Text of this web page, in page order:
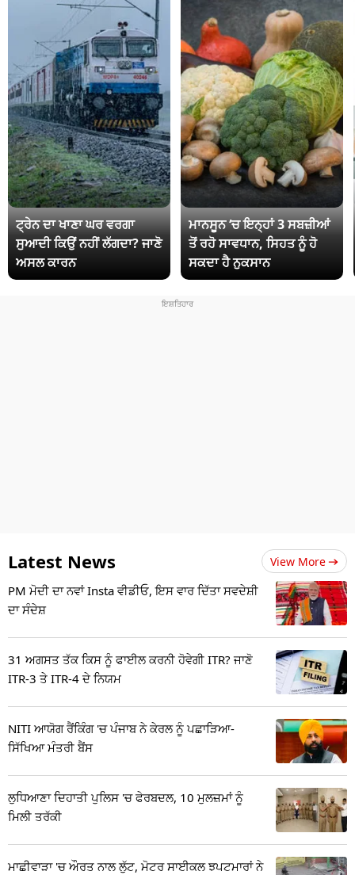
ਟ੍ਰੇਨ ਦਾ ਖਾਣਾ ਘਰ ਵਰਗਾ
ਸੁਆਦੀ ਕਿਉਂ ਨਹੀਂ ਲੱਗਦਾ? ਜਾਣੋ
ਅਸਲ ਕਾਰਨ
ਮਾਨਸੂਨ ‘ਚ ਇਨ੍ਹਾਂ 3 ਸਬਜ਼ੀਆਂ
ਤੋਂ ਰਹੋ ਸਾਵਧਾਨ, ਸਿਹਤ ਨੂੰ ਹੋ
ਸਕਦਾ ਹੈ ਨੁਕਸਾਨ
Latest News View More
PM ਮੋਦੀ ਦਾ ਨਵਾਂ Insta ਵੀਡੀਓ, ਇਸ ਵਾਰ ਦਿੱਤਾ ਸਵਦੇਸ਼ੀ
ਦਾ ਸੰਦੇਸ਼
31 ਅਗਸਤ ਤੱਕ ਕਿਸ ਨੂੰ ਫਾਈਲ ਕਰਨੀ ਹੋਵੇਗੀ ITR? ਜਾਣੋ
ITR-3 ਤੇ ITR-4 ਦੇ ਨਿਯਮ
NITI ਆਯੋਗ ਰੈਂਕਿੰਗ 'ਚ ਪੰਜਾਬ ਨੇ ਕੇਰਲ ਨੂੰ ਪਛਾੜਿਆ-
ਸਿੱਖਿਆ ਮੰਤਰੀ ਬੈਂਸ
ਲੁਧਿਆਣਾ ਦਿਹਾਤੀ ਪੁਲਿਸ 'ਚ ਫੇਰਬਦਲ, 10 ਮੁਲਜ਼ਮਾਂ ਨੂੰ
ਮਿਲੀ ਤਰੱਕੀ
ਮਾਛੀਵਾੜਾ 'ਚ ਔਰਤ ਨਾਲ ਲੁੱਟ, ਮੋਟਰ ਸਾਈਕਲ ਝਪਟਮਾਰਾਂ ਨੇ